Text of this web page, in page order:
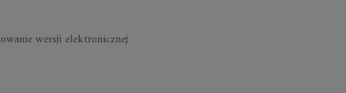
wersji elektronicznej